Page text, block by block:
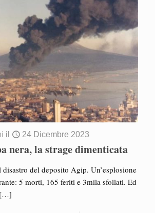
il 24 Dicembre 2023
nera, la strage dimenticata
del deposito Agip. Un’esplosione
5 morti, 165 feriti e 3mila sfollati. Ed
[…]